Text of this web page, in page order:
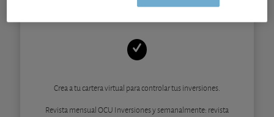
Crea a tu cartera virtual para controlar tus inversiones.
Revista mensual OCU Inversiones y semanalmente: revista